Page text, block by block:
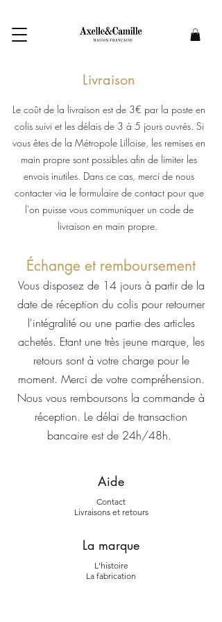
Livraison
Le coût de la livraison est de 3€ par la poste en
colis suivi et les délais de 3 à 5 jours ouvrés. Si
vous êtes de la Métropole Lilloise, les remises en
main propre sont possibles afin de limiter les
envois inutiles. Dans ce cas, merci de nous
contacter via le formulaire de contact pour que
l'on puisse vous communiquer un code de
livraison en main propre.
Échange et remboursement
Vous disposez de 14 jours à partir de la
date de réception du colis pour retourner
l'intégralité ou une partie des articles
achetés. Etant une très jeune marque, les
retours sont à votre charge pour le
moment. Merci de votre compréhension.
Nous vous remboursons la commande à
réception. Le délai de transaction
bancaire est de 24h/48h.
Aide
Contact
Livraisons et retours
La marque
L'histoire
La fabrication